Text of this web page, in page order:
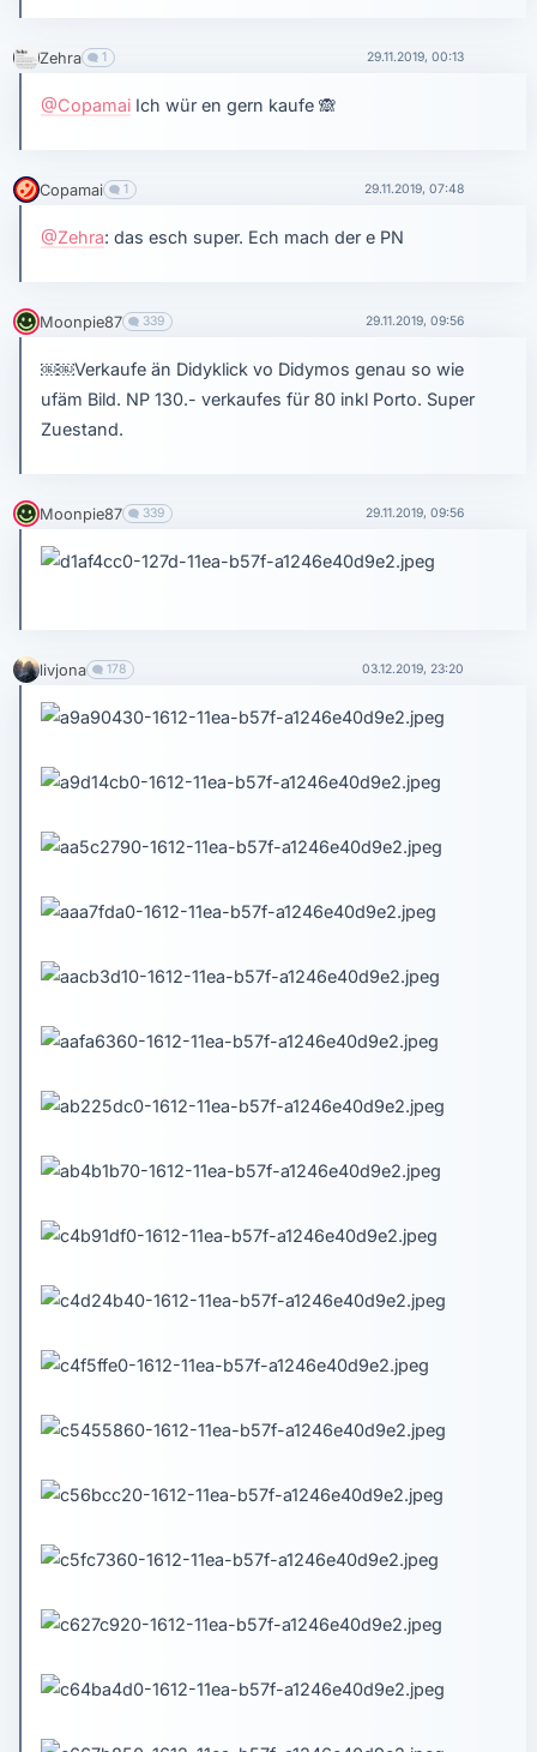
Zehra 1 29.11.2019, 00:13
@Copamai Ich wür en gern kaufe🙈
Copamai 1 29.11.2019, 07:48
@Zehra: das esch super. Ech mach der e PN
Moonpie87 339 29.11.2019, 09:56
￼￼Verkaufe än Didyklick vo Didymos genau so wie
ufäm Bild. NP 130.- verkaufes für 80 inkl Porto. Super
Zuestand.
Moonpie87 339 29.11.2019, 09:56
livjona 178 03.12.2019, 23:20